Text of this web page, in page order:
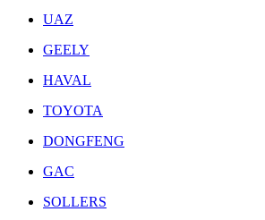
UAZ
GEELY
HAVAL
TOYOTA
DONGFENG
GAC
SOLLERS